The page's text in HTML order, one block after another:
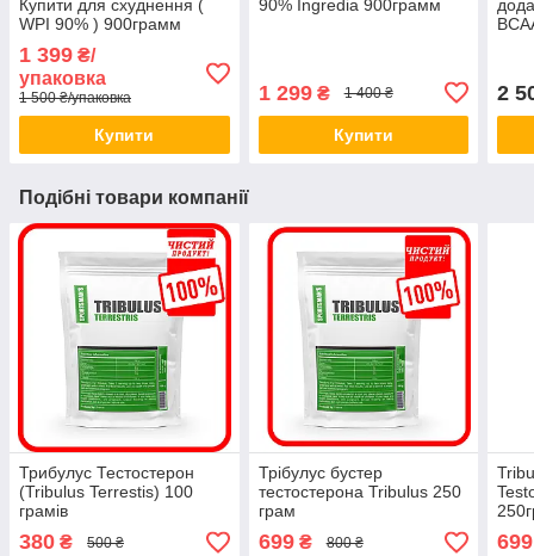
Купити для схуднення (
WPI 90% ) 900грамм
1 399 ₴/
упаковка
1 500 ₴/упаковка
Купити
90% Ingredia 900грамм
1 299₴ 1 400 ₴
Купити
2
Подібні товари компанії
Трибулус Тестостерон
(Tribulus Terrestis) 100
грамів
380 ₴ 500 ₴
Трібулус бустер
тестостерона Tribulus 250
грам
699₴ 800 ₴ 699